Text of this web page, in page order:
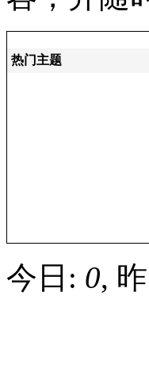
热门主题
今日: 0,